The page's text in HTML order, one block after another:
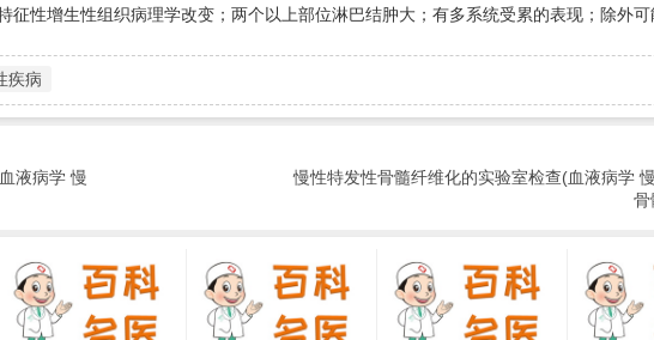
性增生性组织病理学改变；两个以上部位淋巴结肿大；有多系统受累的表现；除外可
疾病
液病学 慢
慢性特发性骨髓纤维化的实验室检查(血液病学
骨